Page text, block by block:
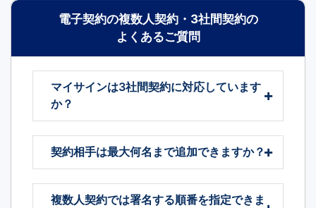
電子契約の複数人契約・3社間契約の
よくあるご質問
マイサインは3社間契約に対応しています
か？
契約相手は最大何名まで追加できますか？
複数人契約では署名する順番を指定できま